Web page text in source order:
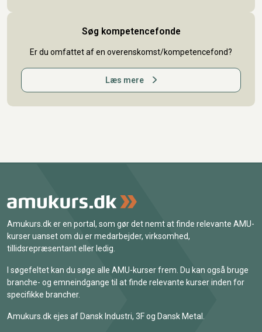
Søg kompetencefonde
Er du omfattet af en overenskomst/kompetencefond?
Læs mere
Amukurs.dk er en portal, som gør det nemt at finde relevante AMU-
kurser uanset om du er medarbejder, virksomhed,
tillidsrepræsentant eller ledig.
I søgefeltet kan du søge alle AMU-kurser frem. Du kan også bruge
branche- og emneindgange til at finde relevante kurser inden for
specifikke brancher.
Amukurs.dk ejes af Dansk Industri, 3F og Dansk Metal.